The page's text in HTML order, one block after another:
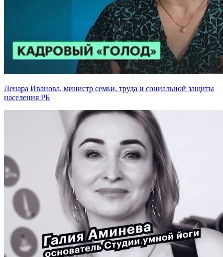
Ленара Иванова, министр семьи, труда и социальной защиты
населения РБ